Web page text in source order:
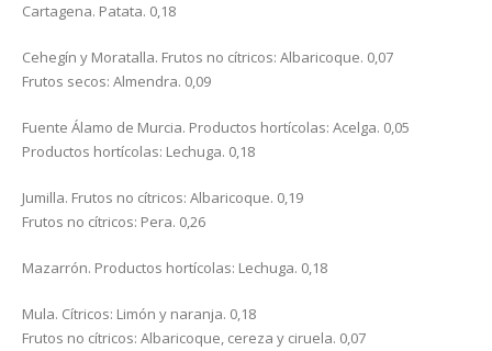
Cartagena. Patata. 0,18
Cehegín y Moratalla. Frutos no cítricos: Albaricoque. 0,07
Frutos secos: Almendra. 0,09
Fuente Álamo de Murcia. Productos hortícolas: Acelga. 0,05
Productos hortícolas: Lechuga. 0,18
Jumilla. Frutos no cítricos: Albaricoque. 0,19
Frutos no cítricos: Pera. 0,26
Mazarrón. Productos hortícolas: Lechuga. 0,18
Mula. Cítricos: Limón y naranja. 0,18
Frutos no cítricos: Albaricoque, cereza y ciruela. 0,07